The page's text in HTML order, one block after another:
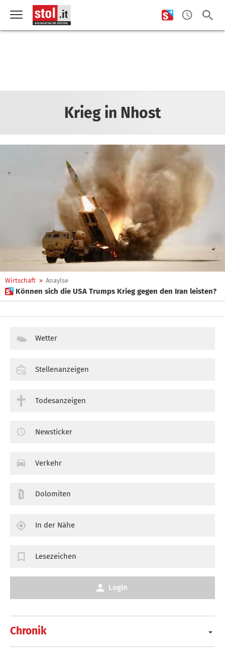
Krieg in Nhost
Wirtschaft » Anaylse
 Können sich die USA Trumps Krieg gegen den Iran leisten?
Chronik
Wetter
Stellenanzeigen
Todesanzeigen
Newsticker
Verkehr
Dolomiten
In der Nähe
Lesezeichen
Login